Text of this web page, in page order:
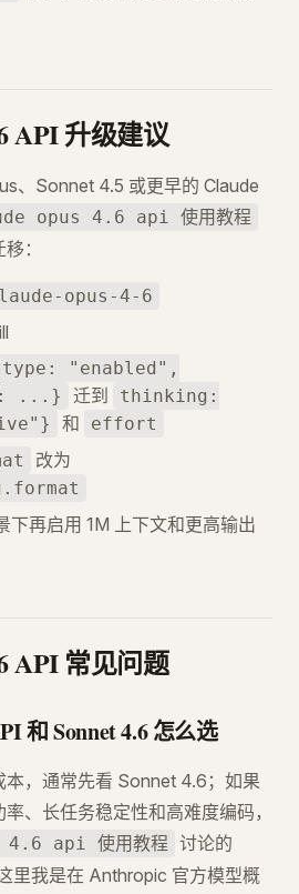
API 升级建议
、Sonnet 4.5 或更早的 Claude
opus 4.6 api 使用教程
：
opus-4-6
"enabled",
...}
迁到
thinking:
和 effort
改为
下再启用 1M 上下文和更高输出
API 常见问题
和 Sonnet 4.6 怎么选
，通常先看 Sonnet 4.6；如果
、长任务稳定性和高难度编码，
api 使用教程 讨论的
里我是在 Anthropic 官方模型概